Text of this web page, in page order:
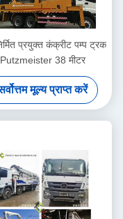
प्रयुक्त कंक्रीट पम्प ट्रक
Putzmeister 38 मीटर
मूल्य प्राप्त करें